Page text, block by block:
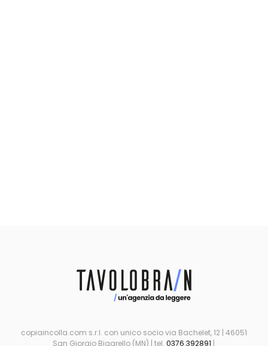
copiaincolla.com s.r.l. con unico socio via Bachelet, 12 | 46051
San Giorgio Bigarello (MN) | tel.0376.392891 |